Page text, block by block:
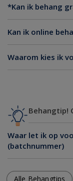
*Kan ik behang
Kan ik online
Waarom kies ik
Behangtip!
Waar let ik op
(batchnummer)
Alle Behangtips